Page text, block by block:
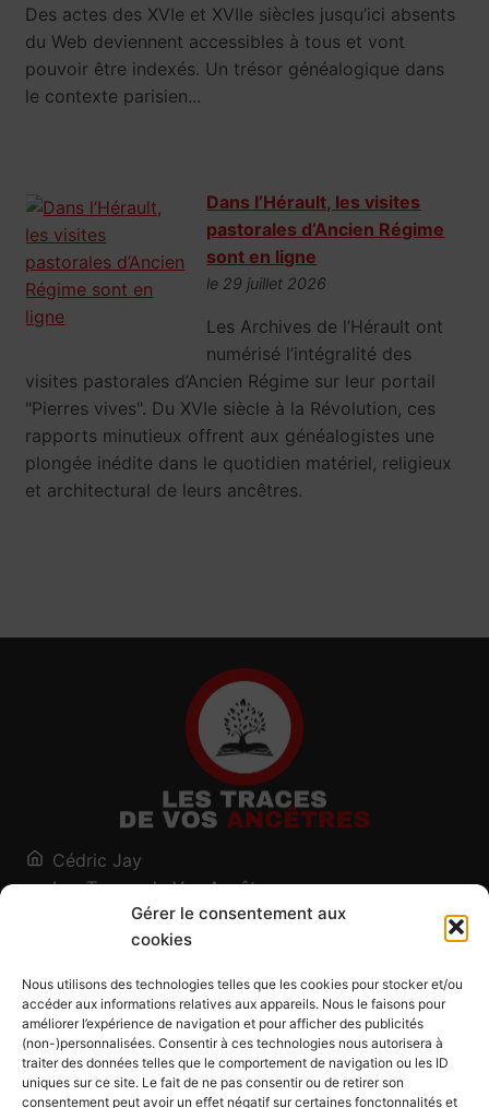
Gérer le consentement aux
cookies
Nous utilisons des technologies telles que les cookies pour stocker et/ou
accéder aux informations relatives aux appareils. Nous le faisons pour
améliorer l’expérience de navigation et pour afficher des publicités
(non-)personnalisées. Consentir à ces technologies nous autorisera à
traiter des données telles que le comportement de navigation ou les ID
uniques sur ce site. Le fait de ne pas consentir ou de retirer son
consentement peut avoir un effet négatif sur certaines fonctonnalités et
Des actes des XVIe et XVIIe siècles jusqu’ici absents
du Web deviennent accessibles à tous et vont
pouvoir être indexés. Un trésor généalogique dans
le contexte parisien...
Dans l’Hérault, les visites
pastorales d’Ancien Régime
sont en ligne
le 29 juillet 2026
Les Archives de l’Hérault ont
numérisé l’intégralité des
visites pastorales d’Ancien Régime sur leur portail
"Pierres vives". Du XVIe siècle à la Révolution, ces
rapports minutieux offrent aux généalogistes une
plongée inédite dans le quotidien matériel, religieux
et architectural de leurs ancêtres.
Cédric Jay
Les Traces de Vos Ancêtres
120, chemin des Salines
73200 Albertville - Savoie
Blog
Outils généalogiques
Contact
Plan du site